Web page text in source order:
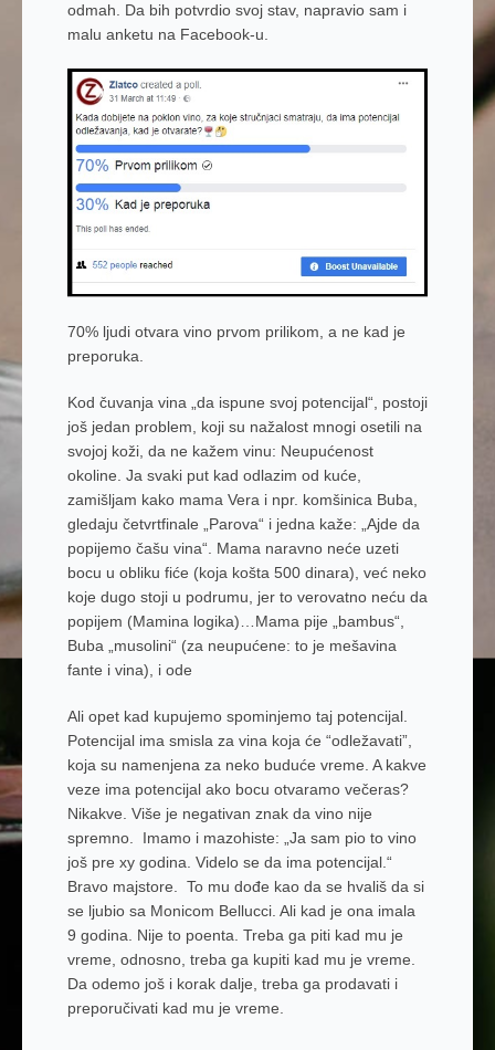
odmah. Da bih potvrdio svoj stav, napravio sam i
malu anketu na Facebook-u.
70% ljudi otvara vino prvom prilikom, a ne kad je
preporuka.
Kod čuvanja vina „da ispune svoj potencijal“, postoji
još jedan problem, koji su nažalost mnogi osetili na
svojoj koži, da ne kažem vinu: Neupućenost
okoline. Ja svaki put kad odlazim od kuće,
zamišljam kako mama Vera i npr. komšinica Buba,
gledaju četvrtfinale „Parova“ i jedna kaže: „Ajde da
popijemo čašu vina“. Mama naravno neće uzeti
bocu u obliku fiće (koja košta 500 dinara), već neko
koje dugo stoji u podrumu, jer to verovatno neću da
popijem (Mamina logika)…Mama pije „bambus“,
Buba „musolini“ (za neupućene: to je mešavina
fante i vina), i ode
Ali opet kad kupujemo spominjemo taj potencijal.
Potencijal ima smisla za vina koja će “odležavati”,
koja su namenjena za neko buduće vreme. A kakve
veze ima potencijal ako bocu otvaramo večeras?
Nikakve. Više je negativan znak da vino nije
spremno. Imamo i mazohiste: „Ja sam pio to vino
još pre xy godina. Videlo se da ima potencijal.“
Bravo majstore. To mu dođe kao da se hvališ da si
se ljubio sa Monicom Bellucci. Ali kad je ona imala
9 godina. Nije to poenta. Treba ga piti kad mu je
vreme, odnosno, treba ga kupiti kad mu je vreme.
Da odemo još i korak dalje, treba ga prodavati i
preporučivati kad mu je vreme.